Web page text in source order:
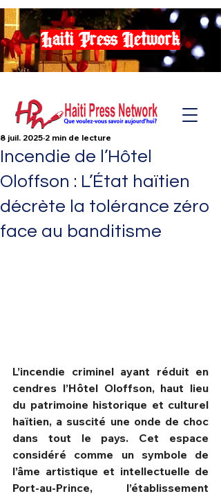
Haiti Press Network
Incendie de l’Hôtel
Oloffson : L’État haïtien
décrète la tolérance zéro
face au banditisme
8 juil. 2025 2 min de lecture
L’incendie criminel ayant réduit en
cendres l’Hôtel Oloffson, haut lieu
du patrimoine historique et culturel
haïtien, a suscité une onde de choc
dans tout le pays. Cet espace
considéré comme un symbole de
l’âme artistique et intellectuelle de
Port-au-Prince, l’établissement